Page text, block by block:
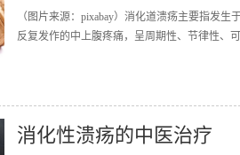
（图片来源：pixabay）消化道溃疡主要指发
反复发作的中上腹疼痛，呈周期性、节律性、
消化性溃疡的中医治疗